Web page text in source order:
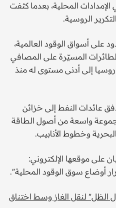
المحلية، بعدما كثفت
الروسية.
على أسواق الوقود العالمية،
المسيّرة على المصافي
إلى أدنى مستوى له منذ
عائدات النفط إلى خزائن
واسعة من أصول الطاقة
وخطوط الأنابيب.
على موقعها الإلكتروني:
أوضاع سوق الوقود المحلية".
لنقل الغاز وسط اختناق